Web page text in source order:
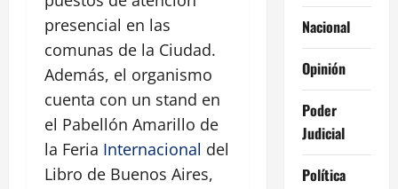
presencial en las
comunas de la Ciudad.
Además, el organismo
cuenta con un stand en
el Pabellón Amarillo de
la Feria Internacional del
Libro de Buenos Aires,
Nacional
Opinión
Poder
Judicial
Política